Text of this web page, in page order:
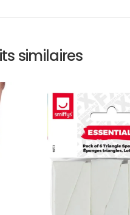
similaires